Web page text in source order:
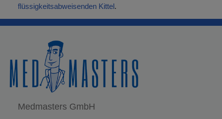
flüssigkeitsabweisenden Kittel.
Medmasters GmbH